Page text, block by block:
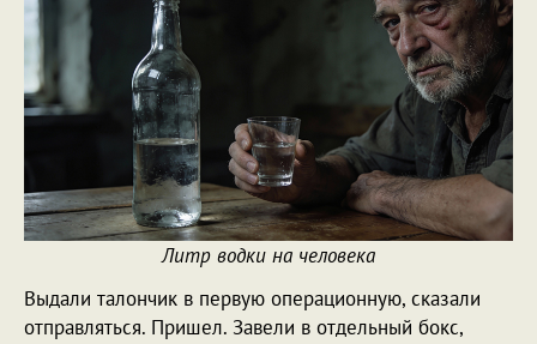
Литр водки на человека
Выдали талончик в первую операционную, сказали
отправляться. Пришел. Завели в отдельный бокс,